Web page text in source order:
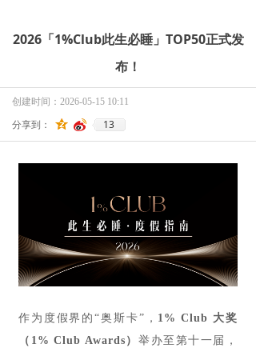
作为度假界的“奥斯卡”， 1% Club 大奖
（1% Club Awards） 举办至第十一届，
2026「1%Club此生必睡」TOP50正式发
布！
创建时间： 2026-05-15 10:11
分享到： 13